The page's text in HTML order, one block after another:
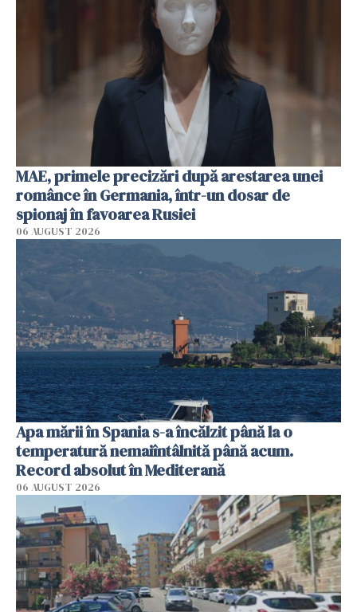
MAE, primele precizări după arestarea unei
românce în Germania, într-un dosar de
spionaj în favoarea Rusiei
06 AUGUST 2026
Apa mării în Spania s-a încălzit până la o
temperatură nemaiîntâlnită până acum.
Record absolut în Mediterană
06 AUGUST 2026